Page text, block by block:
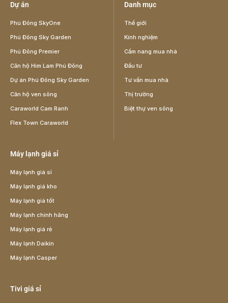
Dự án
Phú Đông SkyOne
Phú Đông Sky Garden
Phú Đông Premier
Căn hộ Him Lam Phú Đông
Dự án Phú Đông Sky Garden
Căn hộ ven sông
Caraworld Cam Ranh
Flex Town Caraworld
Danh mục
Thế giới
Kinh nghiệm
Cẩm nang mua nhà
Đầu tư
Tư vấn mua nhà
Thị trường
Biệt thự ven sông
Máy lạnh giá sỉ
Máy lạnh giá sỉ
Máy lạnh giá kho
Máy lạnh giá tốt
Máy lạnh chính hãng
Máy lạnh giá rẻ
Máy lạnh Daikin
Máy lạnh Casper
Tivi giá sỉ